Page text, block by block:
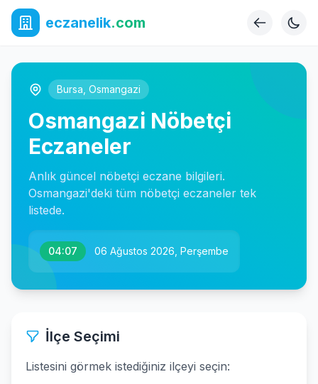
eczanelik.com
Bursa Osmangazi
Osmangazi Nöbetçi
Eczaneler
Anlık güncel nöbetçi eczane bilgileri.
Osmangazi'deki tüm nöbetçi eczaneler tek
listede.
04:07 06 Ağustos 2026, Perşembe
İlçe Seçimi
Listesini görmek istediğiniz ilçeyi seçin: